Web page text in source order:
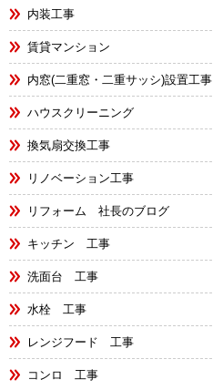
内装工事
賃貸マンション
内窓(二重窓・二重サッシ)設置工事
ハウスクリーニング
換気扇交換工事
リノベーション工事
リフォーム 社長のブログ
キッチン 工事
洗面台 工事
水栓 工事
レンジフード 工事
コンロ 工事